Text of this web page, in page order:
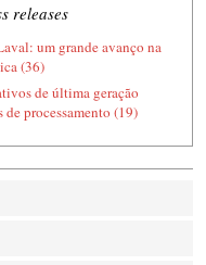
releases
um grande avanço na
(36)
de última geração
processamento (19)